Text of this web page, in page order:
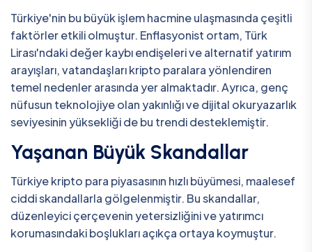
Türkiye'nin bu büyük işlem hacmine ulaşmasında çeşitli
faktörler etkili olmuştur. Enflasyonist ortam, Türk
Lirası'ndaki değer kaybı endişeleri ve alternatif yatırım
arayışları, vatandaşları kripto paralara yönlendiren
temel nedenler arasında yer almaktadır. Ayrıca, genç
nüfusun teknolojiye olan yakınlığı ve dijital okuryazarlık
seviyesinin yüksekliği de bu trendi desteklemiştir.
Yaşanan Büyük Skandallar
Türkiye kripto para piyasasının hızlı büyümesi, maalesef
ciddi skandallarla gölgelenmiştir. Bu skandallar,
düzenleyici çerçevenin yetersizliğini ve yatırımcı
korumasındaki boşlukları açıkça ortaya koymuştur.